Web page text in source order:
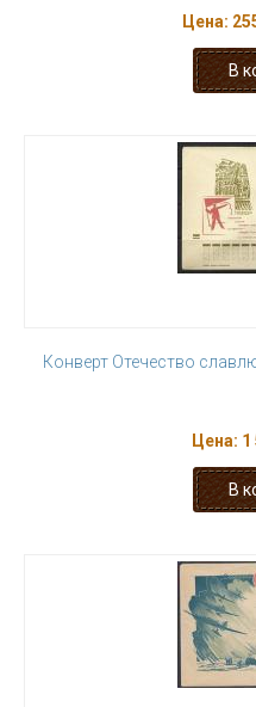
Цена:
Конверт Отечество
Цена: 1